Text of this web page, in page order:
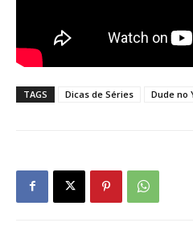
TAGS Dicas de Séries Dude no